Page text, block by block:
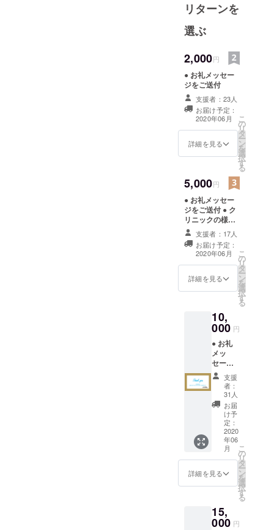
OGを中心に
2017年末に
始動した活
動です。
2018年5月に
現役大学生
含む12人で
ミャンマー
の最大都市
ヤンゴンを
訪問し、3校
の小〜高校
生計160名に
ラクロスク
リニックを
実施しまし
た。現在
は、2020年2
月の2回目の
訪問に向け
準備を進め
ています。
リターンを
選ぶ
2,000円
● お礼メッセー
ジをご送付
支援者：23人
お届け予定：
2020年06月
詳細を見る
こ
の
リ
タ
ー
ン
を
選
択
す
る
5,000円
● お礼メッセー
ジをご送付 ● ク
リニックの様子
を収めたフォト
レポートをご共
有
支援者：17人
お届け予定：
2020年06月
詳細を見る
こ
の
リ
タ
ー
ン
を
選
択
す
る
10,
000 円
● お礼
メッ
セージ
をご送
付 ● ク
リニッ
クの様
子を収
めた
フォト
レポー
トをご
共有 ●
写真入
りオリ
ジナル
カード
をご発
支援
者：
31人
お届
け予
定：
2020
年06
月
詳細を見る
こ
の
リ
タ
ー
ン
を
選
択
す
る
15,
000 円